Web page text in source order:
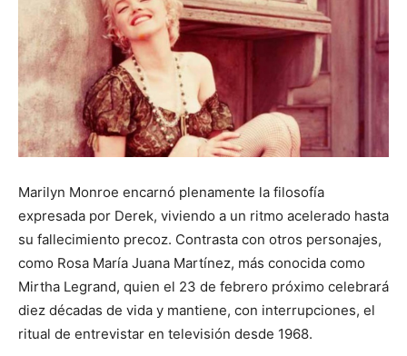
Marilyn Monroe encarnó plenamente la filosofía
expresada por Derek, viviendo a un ritmo acelerado hasta
su fallecimiento precoz. Contrasta con otros personajes,
como Rosa María Juana Martínez, más conocida como
Mirtha Legrand, quien el 23 de febrero próximo celebrará
diez décadas de vida y mantiene, con interrupciones, el
ritual de entrevistar en televisión desde 1968.